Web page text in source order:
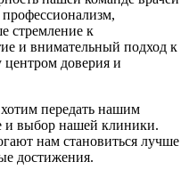
стремление к
и внимательный подход к
доверия и
передать нашим
и выбор нашей клиники.
нам становиться лучше
достижения.